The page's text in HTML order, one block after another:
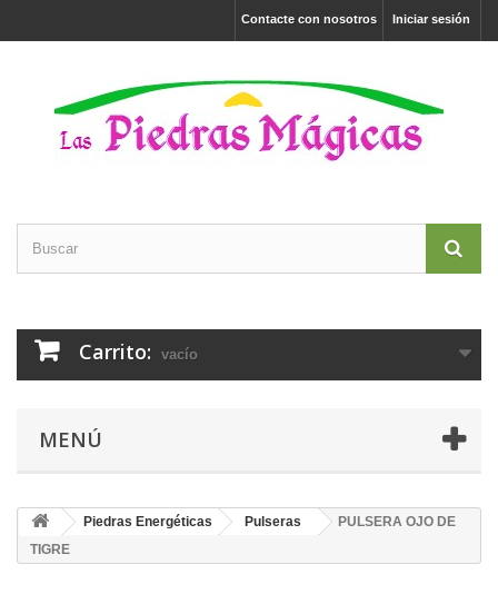
Iniciar sesión
Contacte con nosotros
Carrito: vacío
MENÚ
Piedras Energéticas Pulseras
PULSERA OJO DE
TIGRE